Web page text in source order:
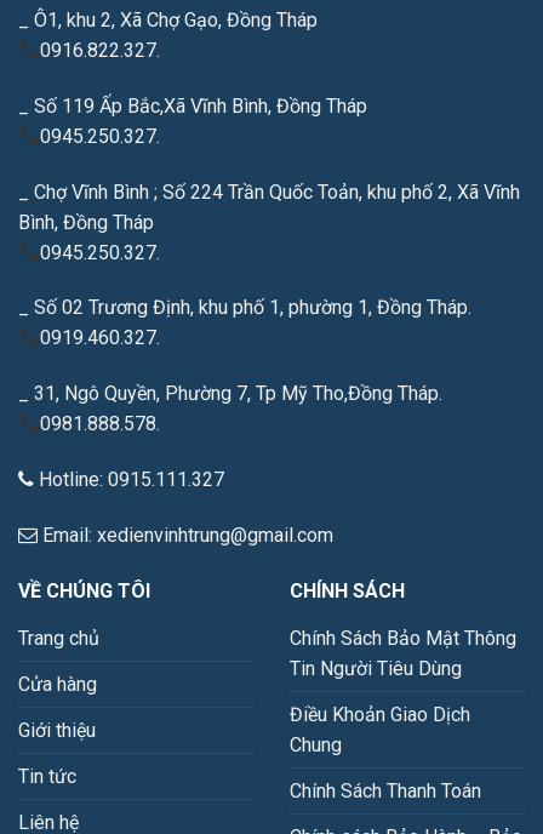
_ Ô1, khu 2, Xã Chợ Gạo, Đồng Tháp
0916.822.327.
_ Số 119 Ấp Bắc,Xã Vĩnh Bình, Đồng Tháp
0945.250.327.
_ Chợ Vĩnh Bình ; Số 224 Trần Quốc Toản, khu phố 2, Xã Vĩnh
Bình, Đồng Tháp
0945.250.327.
_ Số 02 Trương Định, khu phố 1, phường 1, Đồng Tháp.
0919.460.327.
_ 31, Ngô Quyền, Phường 7, Tp Mỹ Tho,Đồng Tháp.
0981.888.578.
Hotline: 0915.111.327
Email: xedienvinhtrung@gmail.com
VỀ CHÚNG TÔI
Trang chủ
Cửa hàng
Giới thiệu
Tin tức
Liên hệ
CHÍNH SÁCH
Chính Sách Bảo Mật Thông
Tin Người Tiêu Dùng
Điều Khoản Giao Dịch
Chung
Chính Sách Thanh Toán